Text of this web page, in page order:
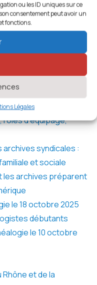
ou les ID uniques sur ce
consentement peut avoir un
fonctions.
Légales
peut réellement y
et erreurs de dates
surinterprétations et
d’équipage,
syndicales :
et sociale
les archives préparent
le 18 octobre 2025
débutants
le 10 octobre
et de la